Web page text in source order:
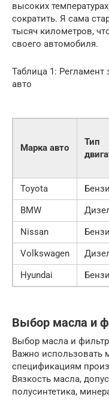
высоких
сократить. Я сама
тысяч километров,
своего автомобиля.
Таблица 1:
авто
Марка авто
Тип
Toyota
BMW
Nissan
Volkswagen
Hyundai
Выбор масла и
Выбор масла и
Важно использовать
спецификациям
Вязкость масла,
полусинтетика,